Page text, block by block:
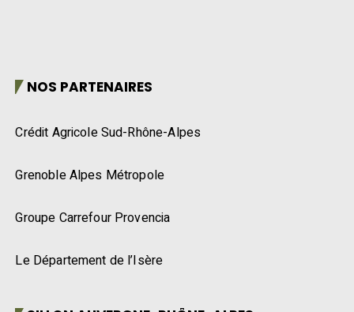
NOS PARTENAIRES
Crédit Agricole Sud-Rhône-Alpes
Grenoble Alpes Métropole
Groupe Carrefour Provencia
Le Département de l’Isère